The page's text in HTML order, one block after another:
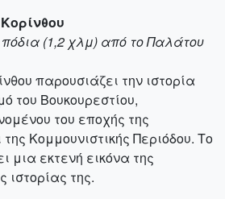
(1,2 χλμ) από το Παλάτου
παρουσιάζει την ιστορία
του Βουκουρεστίου,
του εποχής της
Κομμουνιστικής Περιόδου. Το
μια εκτενή εικόνα της
ιστορίας της.